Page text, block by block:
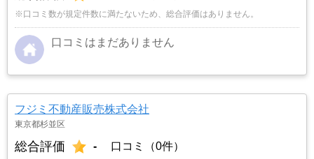
※口コミ数が規定件数に満たないため、総合評価はありません。
口コミはまだありません
フジミ不動産販売株式会社
東京都杉並区
総合評価 - 口コミ（0件）